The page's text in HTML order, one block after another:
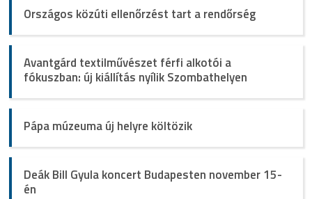
Országos közúti ellenőrzést tart a rendőrség
Avantgárd textilművészet férfi alkotói a
fókuszban: új kiállítás nyílik Szombathelyen
Pápa múzeuma új helyre költözik
Deák Bill Gyula koncert Budapesten november 15-
én